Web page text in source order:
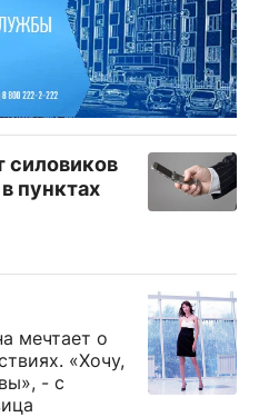
силовиков
пунктах
мечтает о
«Хочу,
- с